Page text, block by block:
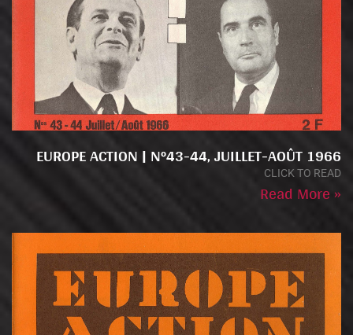
EUROPE ACTION | N°43-44, JUILLET-AOÛT 1966
CLICK TO READ
Read More »